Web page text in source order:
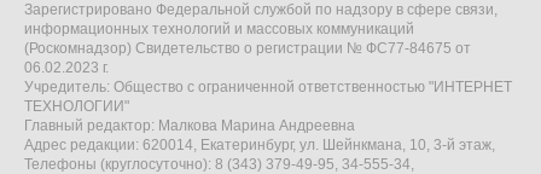
Зарегистрировано Федеральной службой по надзору в сфере связи,
информационных технологий и массовых коммуникаций
(Роскомнадзор) Свидетельство о регистрации № ФС77-84675 от
06.02.2023 г.
Учредитель: Общество с ограниченной ответственностью "ИНТЕРНЕТ
ТЕХНОЛОГИИ"
Главный редактор: Малкова Марина Андреевна
Адрес редакции: 620014, Екатеринбург, ул. Шейнкмана, 10, 3-й этаж,
Телефоны (круглосуточно): 8 (343) 379-49-95, 34-555-34,